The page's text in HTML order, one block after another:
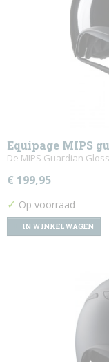
Equipage MIPS
De MIPS Guardian
€ 199,95
✓ Op voorraad
IN WINKELWAGEN